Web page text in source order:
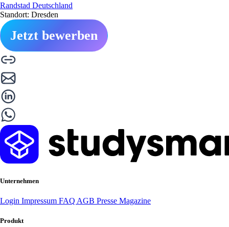
Randstad Deutschland
Standort: Dresden
Jetzt bewerben
Unternehmen
Login Impressum FAQ AGB Presse Magazine
Produkt